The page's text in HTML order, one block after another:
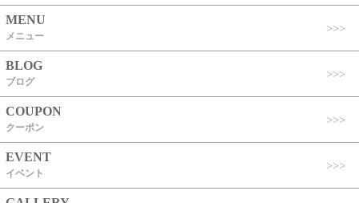
MENU
メニュー
BLOG
ブログ
COUPON
クーポン
EVENT
イベント